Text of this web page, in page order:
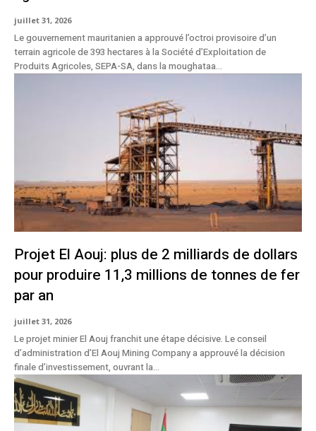
juillet 31, 2026
Le gouvernement mauritanien a approuvé l’octroi provisoire d’un
terrain agricole de 393 hectares à la Société d’Exploitation de
Produits Agricoles, SEPA-SA, dans la moughataa...
Projet El Aouj: plus de 2 milliards de dollars
pour produire 11,3 millions de tonnes de fer
par an
juillet 31, 2026
Le projet minier El Aouj franchit une étape décisive. Le conseil
d’administration d’El Aouj Mining Company a approuvé la décision
finale d’investissement, ouvrant la...